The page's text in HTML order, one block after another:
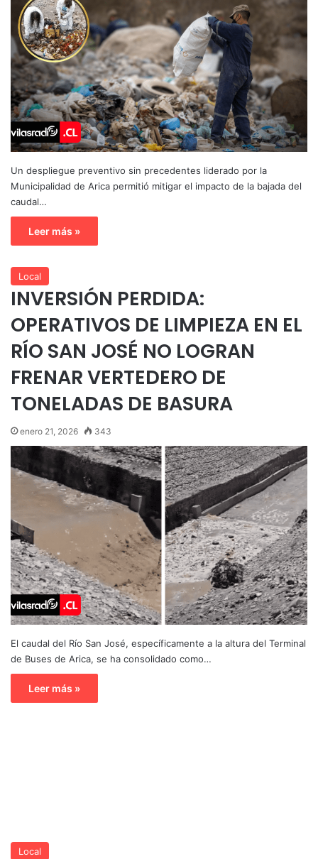
Un despliegue preventivo sin precedentes liderado por la
Municipalidad de Arica permitió mitigar el impacto de la bajada del
caudal…
Leer más »
Local
INVERSIÓN PERDIDA:
OPERATIVOS DE LIMPIEZA EN EL
RÍO SAN JOSÉ NO LOGRAN
FRENAR VERTEDERO DE
TONELADAS DE BASURA
enero 21, 2026 343
El caudal del Río San José, específicamente a la altura del Terminal
de Buses de Arica, se ha consolidado como…
Leer más »
Local